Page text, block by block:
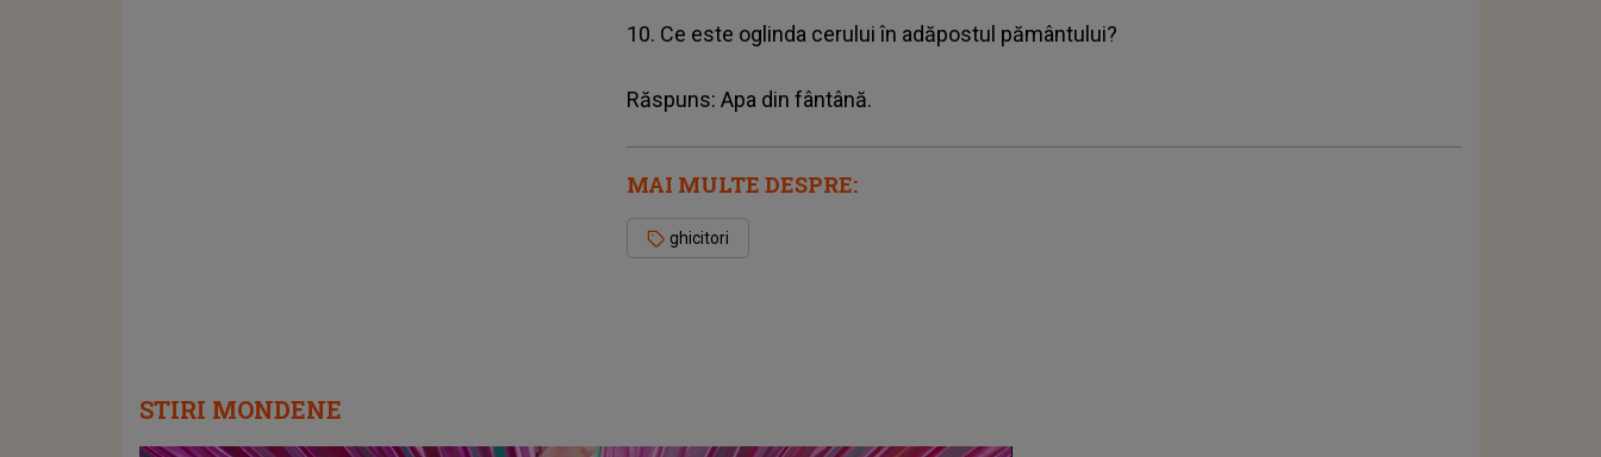
10. Ce este oglinda cerului în adăpostul pământului?
Răspuns: Apa din fântână.
MAI MULTE DESPRE:
ghicitori
STIRI MONDENE